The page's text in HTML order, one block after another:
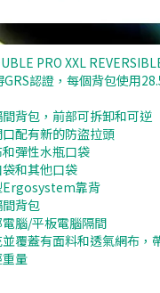
PRO XXL
GRS認證，每個背包使用
背包，前部可拆卸和可逆
配有新的防盜拉頭
彈性水瓶口袋
袋和其他口袋
Ergosystem靠背
背包
電腦/平板電腦隔間
覆蓋有面料和透氣網布，
量